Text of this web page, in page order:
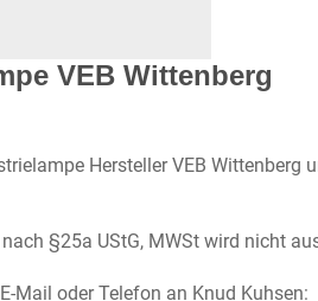
VEB Wittenberg
Hersteller VEB
§25a UStG, MWSt wird nicht
Mail oder Telefon an Knud Kuhsen: